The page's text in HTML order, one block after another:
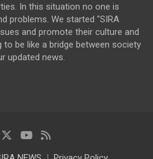
In this situation no one is
problems. We started "SIRA
and promote their culture and
to be like a bridge between society
updated news.